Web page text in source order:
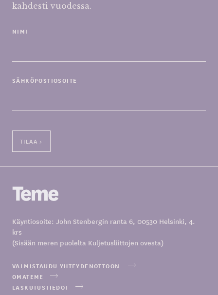
kahdesti vuodessa.
NIMI
SÄHKÖPOSTIOSOITE
Käyntiosoite: John Stenbergin ranta 6, 00530 Helsinki, 4.
krs
(Sisään meren puolelta Kuljetusliittojen ovesta)
VALMISTAUDU YHTEYDENOTTOON
OMATEME
LASKUTUSTIEDOT